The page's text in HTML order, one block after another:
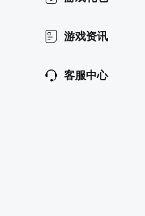
游戏资讯
客服中心